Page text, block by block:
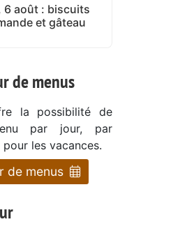
6 août : biscuits
et gâteau
de menus
la possibilité de
par jour, par
les vacances.
de menus